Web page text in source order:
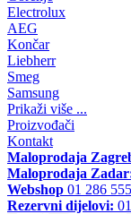
Electrolux
AEG
Končar
Liebherr
Smeg
Samsung
Prikaži više ...
Proizvođači
Kontakt
Maloprodaja
Maloprodaja
Webshop 01 286
Rezervni dijelovi: